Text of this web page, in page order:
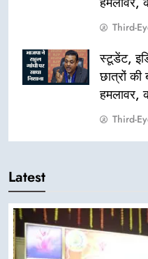
Third-
स्टूडेंट,
छात्रों की
हमलावर,
Third-
Latest